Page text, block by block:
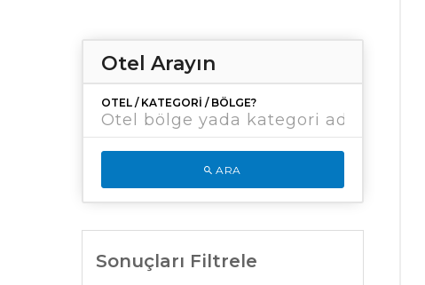
Otel Arayın
OTEL / KATEGORI / BÖLGE?
ARA
Sonuçları Filtrele